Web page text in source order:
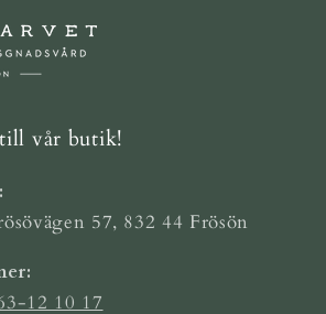
vår butik!
57, 832 44 Frösön
12 10 17